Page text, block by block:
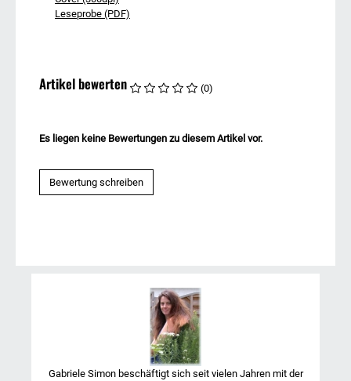
Leseprobe (PDF)
Artikel bewerten (0)
Es liegen keine Bewertungen zu diesem Artikel vor.
Bewertung schreiben
Gabriele Simon beschäftigt sich seit vielen Jahren mit der